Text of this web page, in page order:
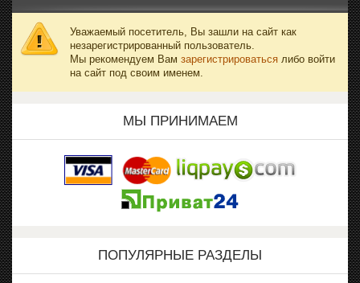
Уважаемый посетитель, Вы зашли на сайт как
незарегистрированный пользователь.
Мы рекомендуем Вам зарегистрироваться либо войти
на сайт под своим именем.
МЫ ПРИНИМАЕМ
ПОПУЛЯРНЫЕ РАЗДЕЛЫ